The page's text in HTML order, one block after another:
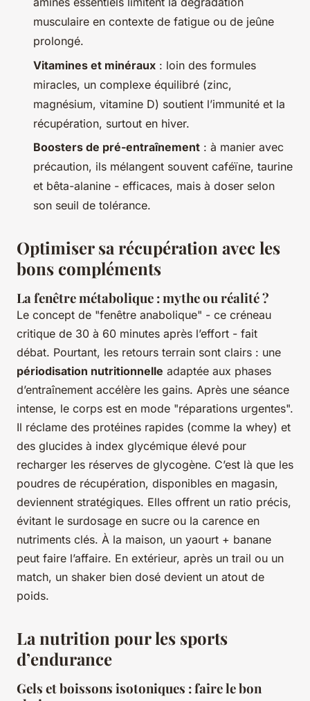
musculaire en contexte de fatigue ou de jeûne
prolongé.
Vitamines et minéraux : loin des formules
miracles, un complexe équilibré (zinc,
magnésium, vitamine D) soutient l’immunité et la
récupération, surtout en hiver.
Boosters de pré-entraînement : à manier avec
précaution, ils mélangent souvent caféïne, taurine
et bêta-alanine - efficaces, mais à doser selon
son seuil de tolérance.
Optimiser sa récupération avec les
bons compléments
La fenêtre métabolique : mythe ou réalité ?
Le concept de "fenêtre anabolique" - ce créneau
critique de 30 à 60 minutes après l’effort - fait
débat. Pourtant, les retours terrain sont clairs : une
périodisation nutritionnelle adaptée aux phases
d’entraînement accélère les gains. Après une séance
intense, le corps est en mode "réparations urgentes".
Il réclame des protéines rapides (comme la whey) et
des glucides à index glycémique élevé pour
recharger les réserves de glycogène. C’est là que les
poudres de récupération, disponibles en magasin,
deviennent stratégiques. Elles offrent un ratio précis,
évitant le surdosage en sucre ou la carence en
nutriments clés. À la maison, un yaourt + banane
peut faire l’affaire. En extérieur, après un trail ou un
match, un shaker bien dosé devient un atout de
poids.
La nutrition pour les sports
d’endurance
Gels et boissons isotoniques : faire le bon